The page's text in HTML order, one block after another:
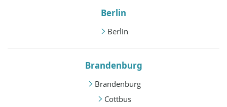
Berlin
Berlin
Brandenburg
Brandenburg
Cottbus